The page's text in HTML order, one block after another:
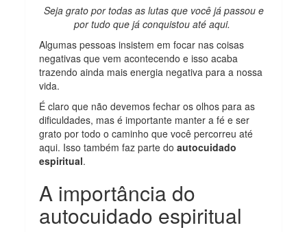
Seja grato por todas as lutas que você já passou e
por tudo que já conquistou até aqui.
Algumas pessoas insistem em focar nas coisas
negativas que vem acontecendo e isso acaba
trazendo ainda mais energia negativa para a nossa
vida.
É claro que não devemos fechar os olhos para as
dificuldades, mas é importante manter a fé e ser
grato por todo o caminho que você percorreu até
aqui. Isso também faz parte doautocuidado
espiritual.
A importância do
autocuidado espiritual